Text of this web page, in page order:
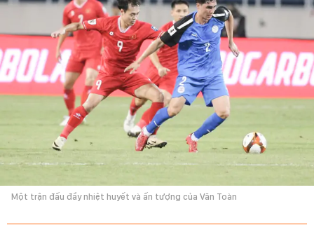
Một trận đấu đầy nhiệt huyết và ấn tượng của Văn Toàn